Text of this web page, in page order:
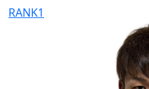
RANK1